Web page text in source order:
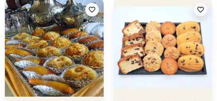
favorite_border favorite_border